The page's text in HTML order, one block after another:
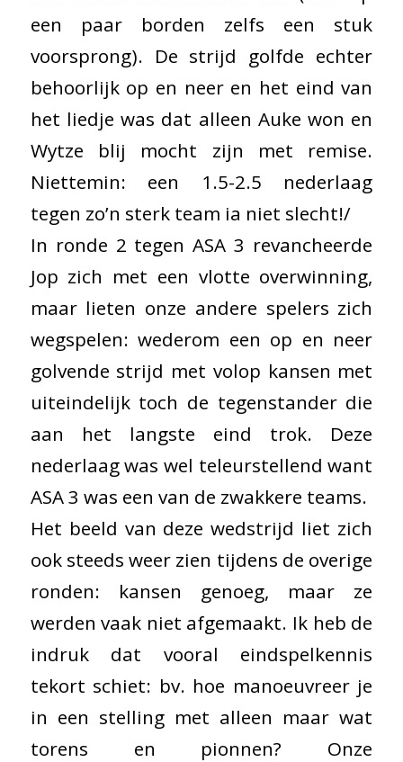
een paar borden zelfs een stuk
voorsprong). De strijd golfde echter
behoorlijk op en neer en het eind van
het liedje was dat alleen Auke won en
Wytze blij mocht zijn met remise.
Niettemin: een 1.5-2.5 nederlaag
tegen zo’n sterk team ia niet slecht!/
In ronde 2 tegen ASA 3 revancheerde
Jop zich met een vlotte overwinning,
maar lieten onze andere spelers zich
wegspelen: wederom een op en neer
golvende strijd met volop kansen met
uiteindelijk toch de tegenstander die
aan het langste eind trok. Deze
nederlaag was wel teleurstellend want
ASA 3 was een van de zwakkere teams.
Het beeld van deze wedstrijd liet zich
ook steeds weer zien tijdens de overige
ronden: kansen genoeg, maar ze
werden vaak niet afgemaakt. Ik heb de
indruk dat vooral eindspelkennis
tekort schiet: bv. hoe manoeuvreer je
in een stelling met alleen maar wat
torens en pionnen? Onze